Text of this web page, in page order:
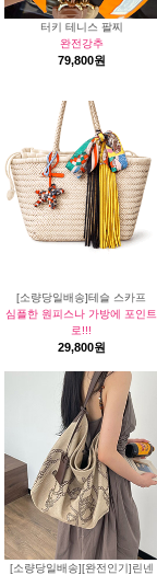
터키 테니스 팔찌
완전강추
79,800원
[소량당일배송]테슬 스카프
심플한 원피스나 가방에 포인트
로!!!
29,800원
[소량당일배송][완전인기]린넨